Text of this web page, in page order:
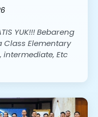
YUK!!! Bebareng
Class Elementary
intermediate, Etc